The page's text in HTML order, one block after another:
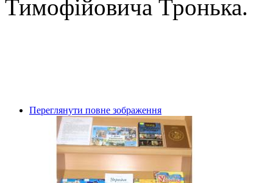
Тимофійовича Тронька.
Переглянути повне зображення